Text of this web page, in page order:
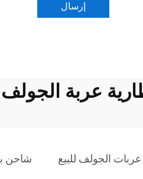
إرسال
عربة الجولف
الجولف للبيع شاحن